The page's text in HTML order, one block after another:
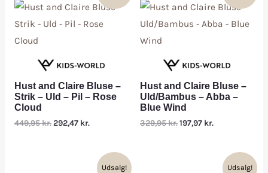
Hust and Claire Bluse –
Strik – Uld – Pil – Rose
Cloud
449,95kr.292,47 kr.
Hust and Claire Bluse –
Uld/Bambus – Abba –
Blue Wind
329,95kr.197,97 kr.
Udsalg! Udsalg!